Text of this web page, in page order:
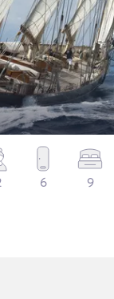
6 9